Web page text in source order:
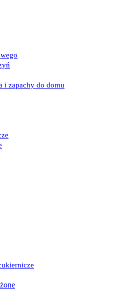
i zapachy do domu